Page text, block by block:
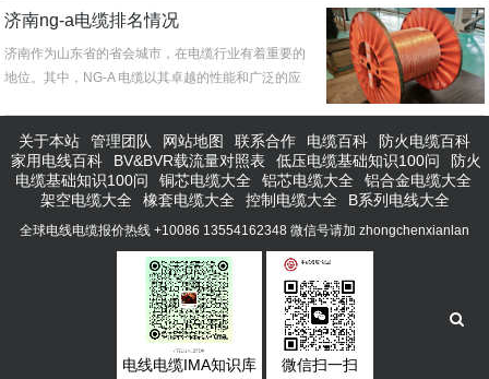
济南ng-a电缆排名情况
济南作为山东省的省会城市，在电缆行业有着重要的
地位。其中，NG-A 电缆以其卓越的性能和广泛的应
关于本站 管理团队 网站地图 联系合作 电缆百科
防火电缆百科
家用电线百科
BV&BVR载流量对照表 低压电缆基础知识100问
防火
电缆基础知识100问
铜芯电缆大全 铝芯电缆大全
铝合金电缆大全
架空电缆大全
橡套电缆大全 控制电缆大全 B系列电线大全
全球电线电缆报价热线 +10086 13554162348 微信号请加 zhongchenxianlan
电线电缆IMA知识库 微信扫一扫